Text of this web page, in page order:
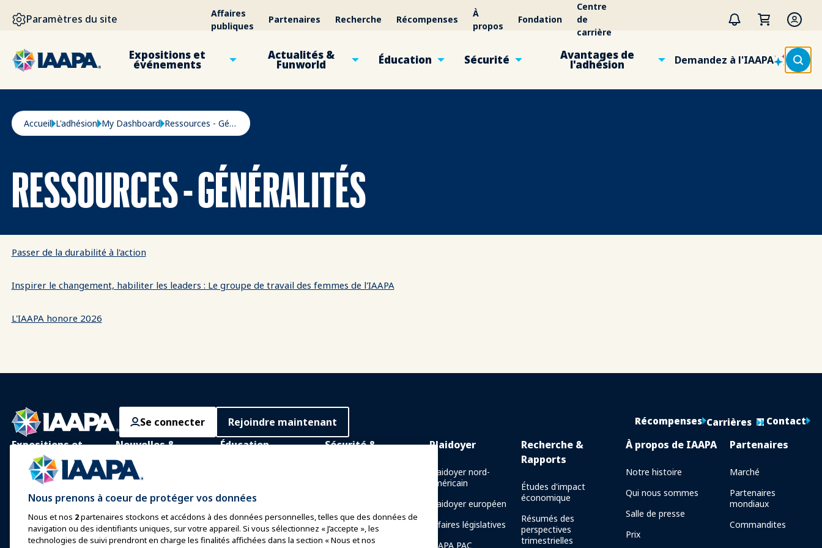
ALLER AU CONTENU PRINCIPAL
Paramètres du site
Affaires
publiques
Partenaires Recherche Récompenses
À
propos
Fondation
Centre
de
carrière
Expositions et
événements
Actualités &
Funworld Éducation Sécurité Avantages de
l'adhésion Demandez à l'IAAPA
Fil d'Ariane
Accueil L'adhésion My Dashboard Ressources - Généralités
RESSOURCES - GÉNÉRALITÉS
Passer de la durabilité à l'action
Inspirer le changement, habiliter les leaders : Le groupe de travail des femmes de l'IAAPA
L'IAAPA honore 2026
Se connecter Rejoindre maintenant Récompenses Carrières Contact
Expositions et
Événements
IAAPA Expo
Expo Europe
Expo Asie
Nouvelles &
Funworld
Fonctionnalités
Faites de la publicité avec
IAAPA
Éducation
Apprentissage en
personne
Corps de connaissance
commun
Sécurité &
manèges
Directives de sécurité
Plaidoyer
Plaidoyer nord-
américain
Plaidoyer européen
Affaires législatives
IAAPA PAC
Recherche &
Rapports
Études d'impact
économique
Résumés des
perspectives
trimestrielles
À propos de IAAPA
Notre histoire
Qui nous sommes
Salle de presse
Prix
Partenaires
Marché
Partenaires
mondiaux
Commandites
Nous prenons à coeur de protéger vos données
Nous et nos 2partenaires stockons et accédons à des données personnelles, telles que des données de
navigation ou des identifiants uniques, sur votre appareil. Si vous sélectionnez « J’accepte », les
technologies de suivi prendront en charge les finalités affichées dans la section « Nous et nos